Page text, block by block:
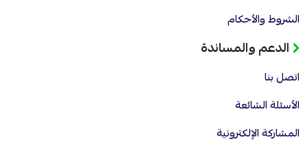
الشروط والأحكام
الدعم والمساندة
اتصل بنا
الأسئلة الشائعة
المشاركة الإلكترونية